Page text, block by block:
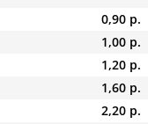
0,90 р.
1,00 р.
1,20 р.
1,60 р.
2,20 р.